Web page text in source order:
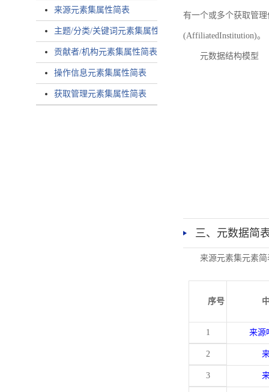
来源元素集属性简表
主题/分类/关键词元素集属性简表
贡献者/机构元素集属性简表
操作信息元素集属性简表
获取管理元素集属性简表
有一个或多个获取管理
(AffiliatedInstitution)。
元数据结构模型
三、元数据简
来源元素集元素简
序号
1 来源
2
3